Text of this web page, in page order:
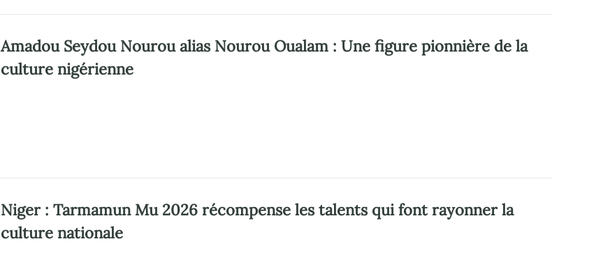
Amadou Seydou Nourou alias Nourou Oualam : Une figure pionnière de la
culture nigérienne
Niger : Tarmamun Mu 2026 récompense les talents qui font rayonner la
culture nationale